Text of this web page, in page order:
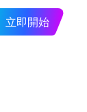
立即開始